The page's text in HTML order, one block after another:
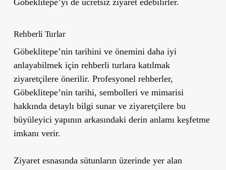
Rehberli Turlar
Göbeklitepe’nin tarihini ve önemini daha iyi
anlayabilmek için rehberli turlara katılmak
ziyaretçilere önerilir. Profesyonel rehberler,
Göbeklitepe’nin tarihi, sembolleri ve mimarisi
hakkında detaylı bilgi sunar ve ziyaretçilere bu
büyüleyici yapının arkasındaki derin anlamı keşfetme
imkanı verir.
Ziyaret esnasında sütunların üzerinde yer alan